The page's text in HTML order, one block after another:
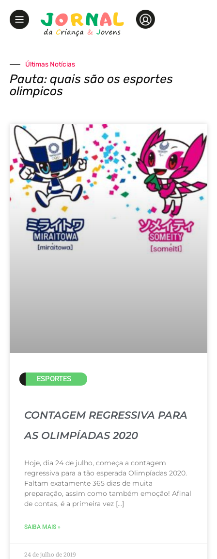
Últimas Notícias
Pauta: quais são os esportes
olimpicos
ESPORTES
CONTAGEM REGRESSIVA PARA
AS OLIMPÍADAS 2020
Hoje, dia 24 de julho, começa a contagem
regressiva para a tão esperada Olimpíadas 2020.
Faltam exatamente 365 dias de muita
preparação, assim como também emoção! Afinal
de contas, é a primeira vez […]
SAIBA MAIS »
24 de julho de 2019